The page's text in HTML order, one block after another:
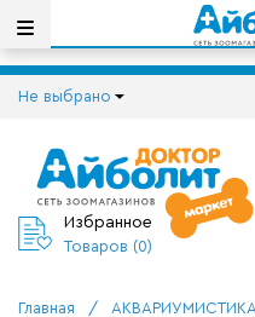
Не выбрано
Избранное
Товаров (0)
Главная / АКВАРИУМИСТИКА